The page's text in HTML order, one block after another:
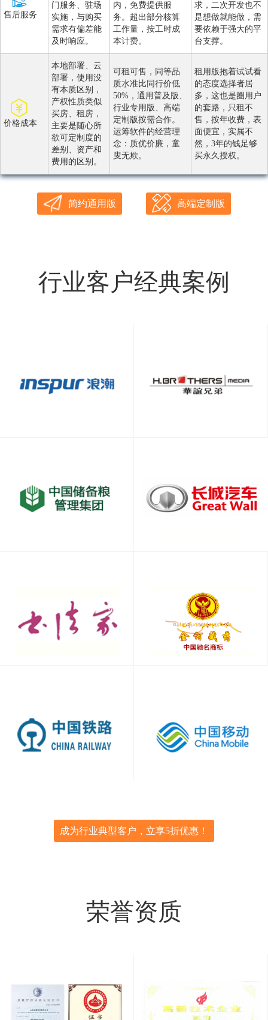
售后服务
门服务、驻场
实施，与购买
需求有偏差能
及时响应。
内，免费提供服
务。超出部分核算
工作量，按工时成
本计费。
求，二次开发也不
是想做就能做，需
要依赖于强大的平
台支撑。
价格成本
本地部署、云
部署，使用没
有本质区别，
产权性质类似
买房、租房，
主要是随心所
欲可定制度的
差别、资产和
费用的区别。
可租可售，同等品
质水准比同行价低
50%，通用普及版、
行业专用版、高端
定制版按需合作。
运筹软件的经营理
念：质优价廉，童
叟无欺。
租用版抱着试试看
的态度选择者居
多，这也是圈用户
的套路，只租不
售，按年收费，表
面便宜，实属不
然，3年的钱足够
买永久授权。
简约通用版 高端定制版
行业客户经典案例
成为行业典型客户，立享5折优惠！
荣誉资质